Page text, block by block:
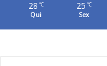
28 ℃
Qui
25 ℃
Sex